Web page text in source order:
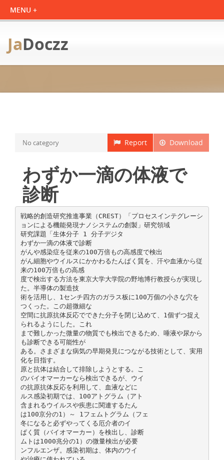
JaDoczz
Download
Report
No category
わずか一滴の体液で
診断
戦略的創造研究推進事業（CREST）「プロセスインテグレーシ
ョンによる機能発現ナノシステムの創製」研究領域
研究課題「生体分子 1 分子デジタ
わずか一滴の体液で診断
がんや感染症を従来の100万倍もの高感度で検出
がん細胞やウイルスにかかわるたんぱく質を、汗や血液から従
来の100万倍もの高感
度で検出する方法を東京大学大学院の野地博行教授らが実現し
た。半導体の製造技
術を活用し、1センチ四方のガラス板に100万個の小さな穴を
つくった。この超微細な
空間に抗原抗体反応でできた分子を閉じ込めて、1個ずつ捉え
られるようにした。これ
まで難しかった微量の物質でも検出できるため、唾液や尿から
も診断できる可能性が
ある。さまざまな病気の早期発見につながる技術として、実用
化を目指す。
原と抗体は結合して排除しようとする。こ
のバイオマーカーなら検出できるが、ウイ
の抗原抗体反応を利用して、血液などに
ルス感染初期では、100アトグラム（アト
含まれるウイルスや疾患に関連するたん
は100京分の1）～ 1フェムトグラム（フェ
冬になると必ずやってくる厄介者のイ
ぱく質（バイオマーカー）を検出し、診断
ムトは1000兆分の1）の微量検出が必要
ンフルエンザ。感染初期は、体内のウイ